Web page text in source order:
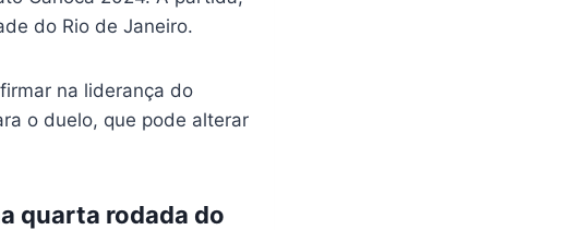
do Rio de Janeiro.
na liderança do
o duelo, que pode alterar
quarta rodada do